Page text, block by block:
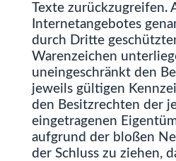
Texte zurückzugreifen.
Internetangebotes
durch Dritte
Warenzeichen
uneingeschränkt den
jeweils gültigen
den Besitzrechten der
eingetragenen
aufgrund der bloßen
der Schluss zu ziehen,